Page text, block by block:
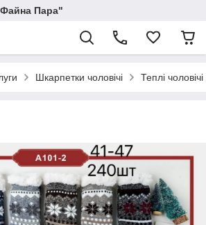
Пара"
Шкарпетки чоловічі Теплі